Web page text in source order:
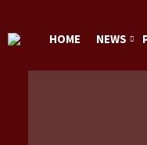
HOME NEWS